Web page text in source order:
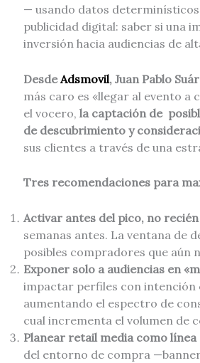
— usando datos
publicidad digital: saber si una
inversión hacia audiencias de
DesdeAdsmovil, Juan Pablo
más caro es «llegar al evento a
el vocero, la captación de
de descubrimiento y
sus clientes a través de una
Tres recomendaciones para
Activar antes del pico, no
semanas antes. La ventana de
posibles compradores que aún
Exponer solo a audiencias en
impactar perfiles con intención
aumentando el espectro de
cual incrementa el volumen de
Planear retail media como
del entorno de compra